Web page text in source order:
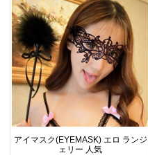
アイマスク(EYEMASK) エロ ランジ
ェリー 人気